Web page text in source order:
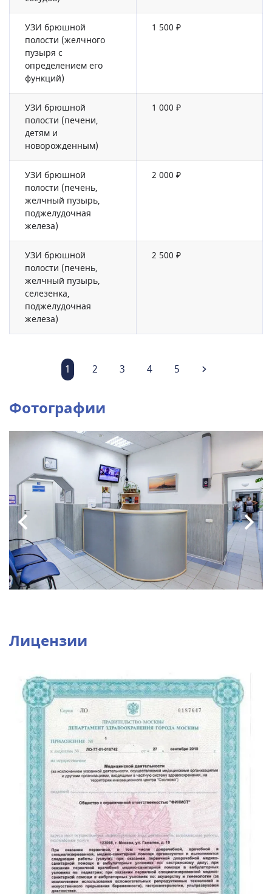
УЗИ брюшной
полости (желчного
пузыря с
определением его
функций)
1 500 ₽
УЗИ брюшной
полости (печени,
детям и
новорожденным)
1 000 ₽
УЗИ брюшной
полости (печень,
желчный пузырь,
поджелудочная
железа)
2 000 ₽
УЗИ брюшной
полости (печень,
желчный пузырь,
селезенка,
поджелудочная
железа)
2 500 ₽
1 2 3 4 5
Фотографии
Лицензии